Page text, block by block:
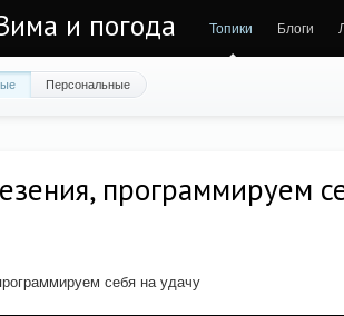
и погода Топики Блоги
Персональные
программируем
себя на удачу